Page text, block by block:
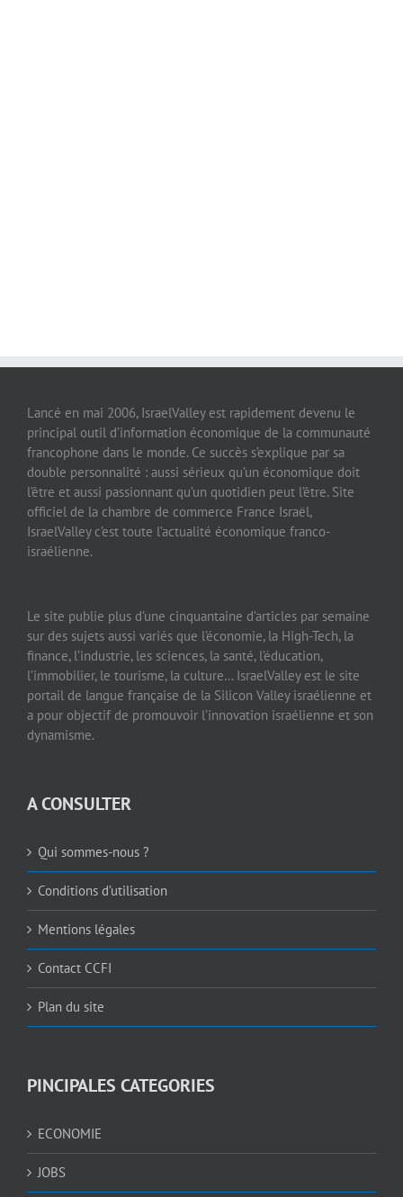
Lancé en mai 2006, IsraelValley est rapidement devenu le
principal outil d’information économique de la communauté
francophone dans le monde. Ce succès s’explique par sa
double personnalité : aussi sérieux qu’un économique doit
l’être et aussi passionnant qu’un quotidien peut l’être. Site
officiel de la chambre de commerce France Israël,
IsraelValley c’est toute l’actualité économique franco-
israélienne.
Le site publie plus d’une cinquantaine d’articles par semaine
sur des sujets aussi variés que l’économie, la High-Tech, la
finance, l’industrie, les sciences, la santé, l’éducation,
l’immobilier, le tourisme, la culture… IsraelValley est le site
portail de langue française de la Silicon Valley israélienne et
a pour objectif de promouvoir l’innovation israélienne et son
dynamisme.
A CONSULTER
Qui sommes-nous ?
Conditions d’utilisation
Mentions légales
Contact CCFI
Plan du site
PINCIPALES CATEGORIES
ECONOMIE
JOBS